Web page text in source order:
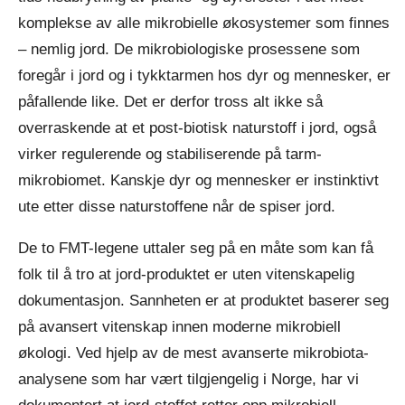
komplekse av alle mikrobielle økosystemer som finnes
– nemlig jord. De mikrobiologiske prosessene som
foregår i jord og i tykktarmen hos dyr og mennesker, er
påfallende like. Det er derfor tross alt ikke så
overraskende at et post-biotisk naturstoff i jord, også
virker regulerende og stabiliserende på tarm-
mikrobiomet. Kanskje dyr og mennesker er instinktivt
ute etter disse naturstoffene når de spiser jord.
De to FMT-legene uttaler seg på en måte som kan få
folk til å tro at jord-produktet er uten vitenskapelig
dokumentasjon. Sannheten er at produktet baserer seg
på avansert vitenskap innen moderne mikrobiell
økologi. Ved hjelp av de mest avanserte mikrobiota-
analysene som har vært tilgjengelig i Norge, har vi